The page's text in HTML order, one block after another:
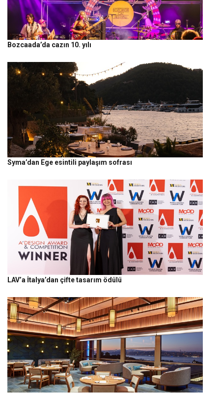
Bozcaada’da cazın 10. yılı
Syma’dan Ege esintili paylaşım sofrası
LAV’a İtalya’dan çifte tasarım ödülü